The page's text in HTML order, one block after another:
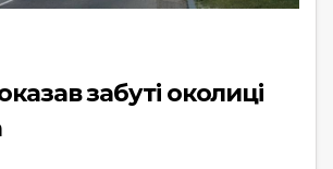
забуті околиці